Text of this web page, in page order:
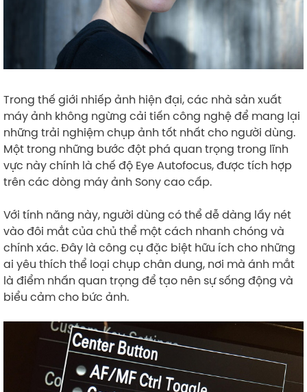
Trong thế giới nhiếp ảnh hiện đại, các nhà sản xuất
máy ảnh không ngừng cải tiến công nghệ để mang lại
những trải nghiệm chụp ảnh tốt nhất cho người dùng.
Một trong những bước đột phá quan trọng trong lĩnh
vực này chính là chế độ Eye Autofocus, được tích hợp
trên các dòng máy ảnh Sony cao cấp.
Với tính năng này, người dùng có thể dễ dàng lấy nét
vào đôi mắt của chủ thể một cách nhanh chóng và
chính xác. Đây là công cụ đặc biệt hữu ích cho những
ai yêu thích thể loại chụp chân dung, nơi mà ánh mắt
là điểm nhấn quan trọng để tạo nên sự sống động và
biểu cảm cho bức ảnh.